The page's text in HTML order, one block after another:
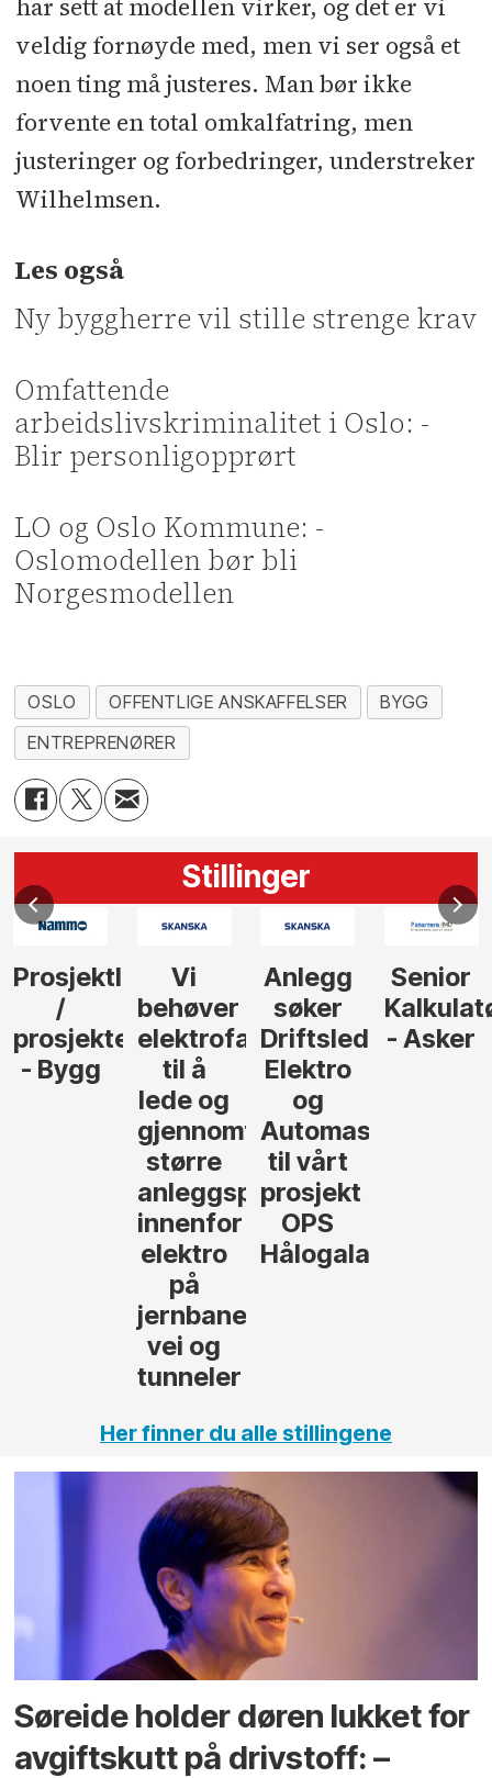
har sett at modellen virker, og det er vi
veldig fornøyde med, men vi ser også et
noen ting må justeres. Man bør ikke
forvente en total omkalfatring, men
justeringer og forbedringer, understreker
Wilhelmsen.
Les også
Ny byggherre vil stille strenge krav
Omfattende
arbeidslivskriminalitet i Oslo: -
Blir personligopprørt
LO og Oslo Kommune: -
Oslomodellen bør bli
Norgesmodellen
OSLO OFFENTLIGE ANSKAFFELSER
BYGG
ENTREPRENØRER
Stillinger
Prosjektleder
/
prosjekteringsleder
- Bygg
Vi
behøver
elektrofagfolk
til å
lede og
gjennomføre
større
anleggsprosjekter
innenfor
elektro
på
jernbane,
vei og
tunneler
Anlegg
søker
Driftsleder
Elektro
og
Automasjon
til vårt
prosjekt
OPS
Senior
- Asker
Her finner du alle stillingene
Søreide holder døren lukket for
avgiftskutt på drivstoff: –